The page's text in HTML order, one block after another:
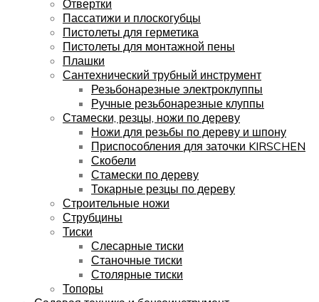
Отвертки
Пассатижи и плоскогубцы
Пистолеты для герметика
Пистолеты для монтажной пены
Плашки
Сантехнический трубный инструмент
Резьбонарезные электроклуппы
Ручные резьбонарезные клуппы
Стамески, резцы, ножи по дереву
Ножи для резьбы по дереву и шпону
Приспособления для заточки KIRSCHEN
Скобели
Стамески по дереву
Токарные резцы по дереву
Строительные ножи
Струбцины
Тиски
Слесарные тиски
Станочные тиски
Столярные тиски
Топоры